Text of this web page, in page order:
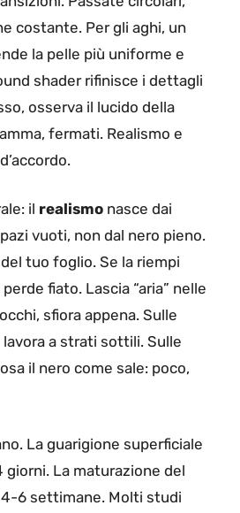
costante. Per gli aghi, un
la pelle più uniforme e
shader rifinisce i dettagli
osserva il lucido della
fermati. Realismo e
il realismo nasce dai
vuoti, non dal nero pieno.
tuo foglio. Se la riempi
fiato. Lascia “aria” nelle
sfiora appena. Sulle
a strati sottili. Sulle
il nero come sale: poco,
La guarigione superficiale
giorni. La maturazione del
6 settimane. Molti studi